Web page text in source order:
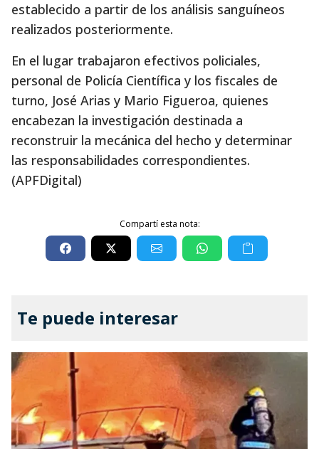
establecido a partir de los análisis sanguíneos
realizados posteriormente.
En el lugar trabajaron efectivos policiales,
personal de Policía Científica y los fiscales de
turno, José Arias y Mario Figueroa, quienes
encabezan la investigación destinada a
reconstruir la mecánica del hecho y determinar
las responsabilidades correspondientes.
(APFDigital)
Compartí esta nota:
Te puede interesar